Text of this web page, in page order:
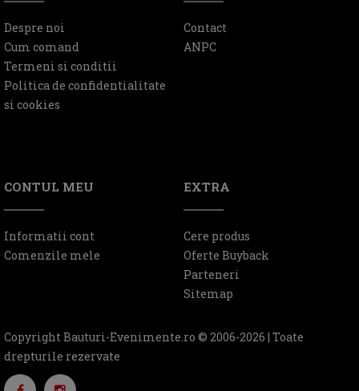
Despre noi
Cum comand
Termeni si conditii
Politica de confidentialitate
si cookies
Contact
ANPC
CONTUL MEU
Informatii cont
Comenzile mele
EXTRA
Cere produs
Oferte Buyback
Parteneri
Sitemap
Copyright Bauturi-Evenimente.ro © 2006-2026 | Toate
drepturile rezervate